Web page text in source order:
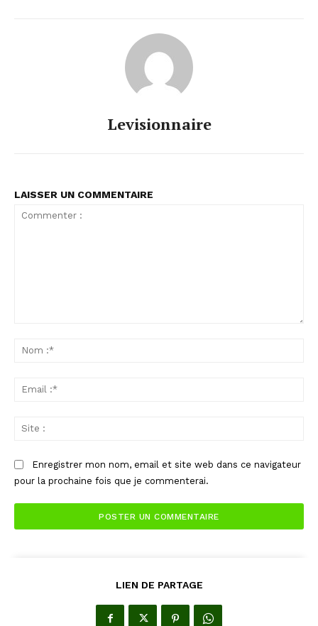
Levisionnaire
LAISSER UN COMMENTAIRE
Enregistrer mon nom, email et site web dans ce navigateur
pour la prochaine fois que je commenterai.
LIEN DE PARTAGE